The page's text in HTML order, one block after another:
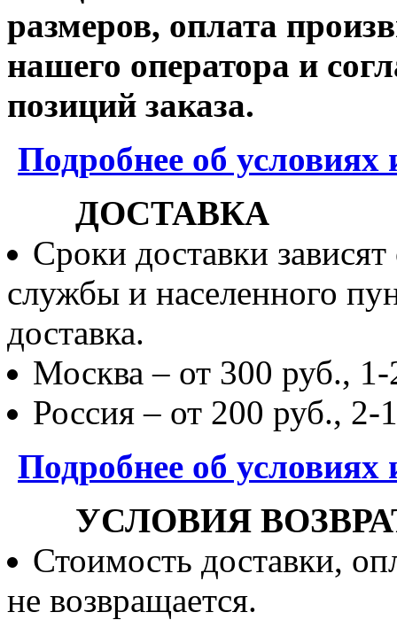
размеров, оплата
нашего оператора и
позиций заказа.
Подробнее об
ДОСТАВКА
Сроки доставки
службы и населенного
доставка.
Москва – от 300 руб.,
Россия – от 200 руб., 2-
Подробнее об условиях
УСЛОВИЯ
Стоимость доставки,
не возвращается.